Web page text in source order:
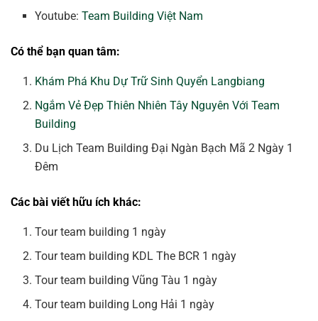
Youtube:Team Building Việt Nam
Có thể bạn quan tâm:
Khám Phá Khu Dự Trữ Sinh Quyển Langbiang
Ngắm Vẻ Đẹp Thiên Nhiên Tây Nguyên Với Team
Building
Du Lịch Team Building Đại Ngàn Bạch Mã 2 Ngày 1
Đêm
Các bài viết hữu ích khác:
Tour team building 1 ngày
Tour team building KDL The BCR 1 ngày
Tour team building Vũng Tàu 1 ngày
Tour team building Long Hải 1 ngày